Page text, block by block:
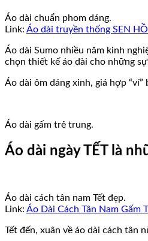
Áo dài chuẩn phom dáng.
Link: Áo dài truyền thống SEN
Áo dài Sumo nhiều năm kinh
chọn thiết kế áo dài cho những
Áo dài ôm dáng xinh, giá hợp “ví”
Áo dài gấm trẻ trung.
Áo dài ngày TẾT là
Áo dài cách tân nam Tết đẹp.
Link: Áo Dài Cách Tân Nam Gấm
Tết đến, xuân về áo dài cách tân